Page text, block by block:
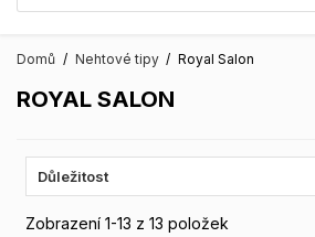
Domů Nehtové tipy Royal Salon
ROYAL SALON
Důležitost
Zobrazení 1-13 z 13 položek